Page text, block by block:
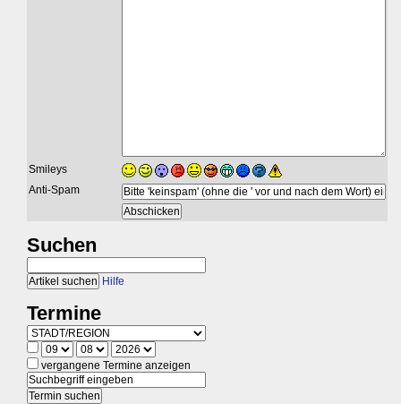
Smileys
Anti-Spam
Suchen
Hilfe
Termine
vergangene Termine anzeigen